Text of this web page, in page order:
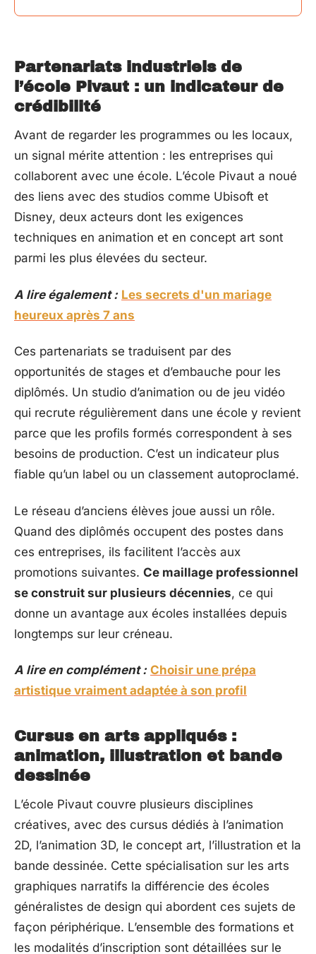
Partenariats industriels de
l’école Pivaut : un indicateur de
crédibilité
Avant de regarder les programmes ou les locaux,
un signal mérite attention : les entreprises qui
collaborent avec une école. L’école Pivaut a noué
des liens avec des studios comme Ubisoft et
Disney, deux acteurs dont les exigences
techniques en animation et en concept art sont
parmi les plus élevées du secteur.
A lire également : Les secrets d'un mariage
heureux après 7 ans
Ces partenariats se traduisent par des
opportunités de stages et d’embauche pour les
diplômés. Un studio d’animation ou de jeu vidéo
qui recrute régulièrement dans une école y revient
parce que les profils formés correspondent à ses
besoins de production. C’est un indicateur plus
fiable qu’un label ou un classement autoproclamé.
Le réseau d’anciens élèves joue aussi un rôle.
Quand des diplômés occupent des postes dans
ces entreprises, ils facilitent l’accès aux
promotions suivantes. Ce maillage professionnel
se construit sur plusieurs décennies, ce qui
donne un avantage aux écoles installées depuis
longtemps sur leur créneau.
A lire en complément : Choisir une prépa
artistique vraiment adaptée à son profil
Cursus en arts appliqués :
animation, illustration et bande
dessinée
L’école Pivaut couvre plusieurs disciplines
créatives, avec des cursus dédiés à l’animation
2D, l’animation 3D, le concept art, l’illustration et la
bande dessinée. Cette spécialisation sur les arts
graphiques narratifs la différencie des écoles
généralistes de design qui abordent ces sujets de
façon périphérique. L’ensemble des formations et
les modalités d’inscription sont détaillées sur le